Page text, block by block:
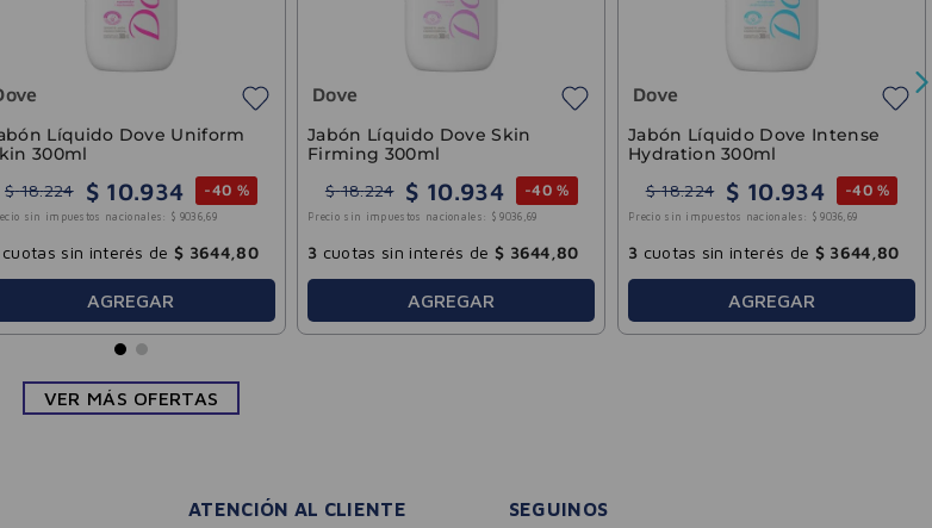
Espuma Limpiadora
Microexfoliante Pro Lifting
$ 24.033 $ 14.419 -40 %
Precio sin impuestos nacionales: $ 11.917
3cuotas sin interés de $ 4806,60
AGREGAR
cuotas sin interés de
AGREGAR
cuotas sin interés de
AGREGAR
VER MÁS OFERTAS
ATENCIÓN AL CLIENTE SEGUINOS